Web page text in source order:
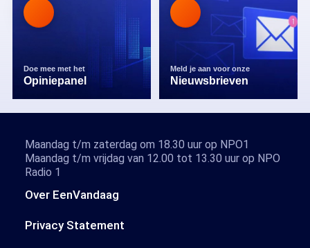
Doe mee met het
Opiniepanel
Meld je aan voor onze
Nieuwsbrieven
Over EenVandaag
Privacy Statement
Maandag t/m zaterdag om 18.30 uur op NPO1
Maandag t/m vrijdag van 12.00 tot 13.30 uur op NPO
Radio 1